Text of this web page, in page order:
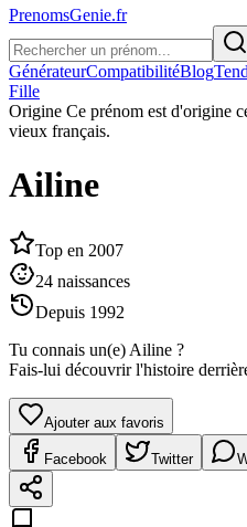
PrenomsGenie.fr
GénérateurCompatibilitéBlog
Fille
Origine Ce prénom est d'origine
vieux français.
Ailine
Top en 2007
24 naissances
Depuis 1992
Tu connais un(e) Ailine ?
Fais-lui découvrir l'histoire
Ajouter aux favoris
Facebook Twitter